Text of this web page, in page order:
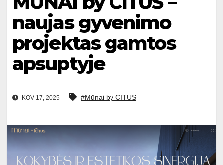
naujas gyvenimo
projektas gamtos
apsuptyje
KOV 17, 2025 #Mūnai by CITUS